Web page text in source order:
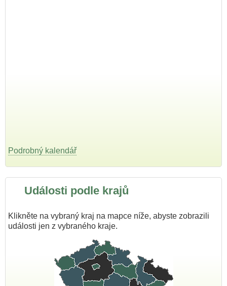
Podrobný kalendář
Události podle krajů
Klikněte na vybraný kraj na mapce níže, abyste zobrazili
události jen z vybraného kraje.